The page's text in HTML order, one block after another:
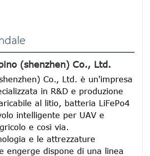
(shenzhen) Co., Ltd.
Co., Ltd. è un'impresa
in R&D e produzione
al litio, batteria LiFePo4
intelligente per UAV e
e così via.
e le attrezzature
engerge dispone di una linea